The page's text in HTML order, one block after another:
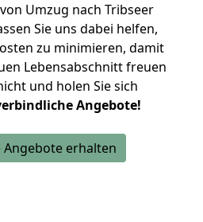
Umzug nach Tribseer
Sie uns dabei helfen,
zu minimieren, damit
Lebensabschnitt freuen
und holen Sie sich
Angebote!
Angebote erhalten